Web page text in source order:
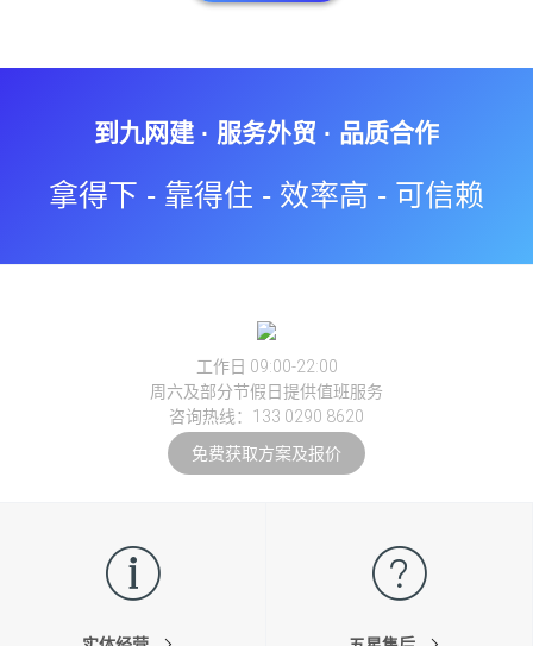
到九网建 · 服务外贸 · 品质合作
拿得下 - 靠得住 - 效率高 - 可信赖
工作日 09:00-22:00
周六及部分节假日提供值班服务
咨询热线：133 0290 8620
免费获取方案及报价